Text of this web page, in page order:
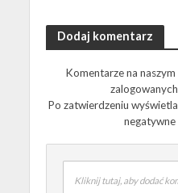
Dodaj komentarz
Komentarze na
Po zatwierdzeniu
Kliknij tutaj, aby dodać